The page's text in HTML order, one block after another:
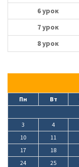
6 урок
7 урок
8 урок
Пн Вт
3
4
10
11
17
18
24
25